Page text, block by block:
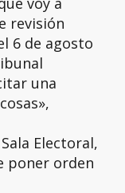
revisión
6 de agosto
una
Electoral,
poner orden